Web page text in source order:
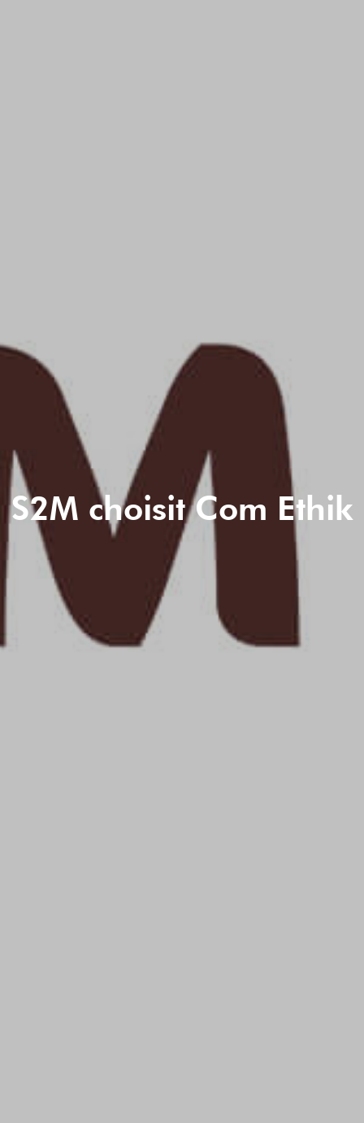
S2M choisit Com Ethik